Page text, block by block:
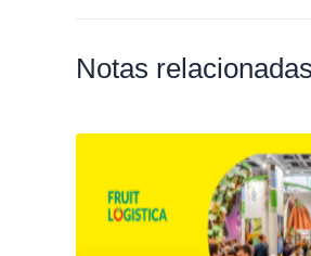
Notas relacionadas